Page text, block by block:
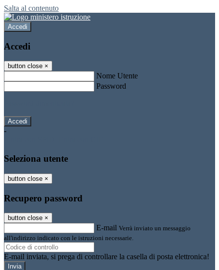
Salta al contenuto
Accedi
Accedi
button close ×
Nome Utente
Password
-
Seleziona utente
button close ×
Recupero password
button close ×
E-mail Verrà inviato un messaggio
all'indirizzo indicato con le istruzioni necessarie.
E-mail inviata, si prega di controllare la casella di posta elettronica!